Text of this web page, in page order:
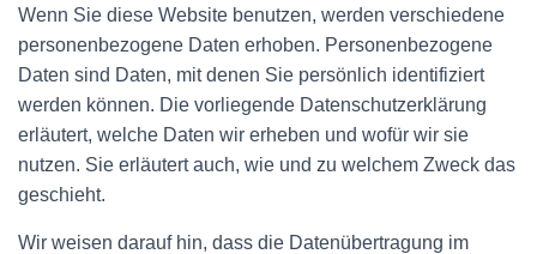
Wenn Sie diese Website benutzen, werden verschiedene
personenbezogene Daten erhoben. Personenbezogene
Daten sind Daten, mit denen Sie persönlich identifiziert
werden können. Die vorliegende Datenschutzerklärung
erläutert, welche Daten wir erheben und wofür wir sie
nutzen. Sie erläutert auch, wie und zu welchem Zweck das
geschieht.
Wir weisen darauf hin, dass die Datenübertragung im